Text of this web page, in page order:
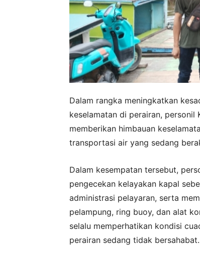
Dalam rangka meningkatkan
keselamatan di perairan, personil
memberikan himbauan
transportasi air yang sedang
Dalam kesempatan tersebut,
pengecekan kelayakan kapal
administrasi pelayaran, serta
pelampung, ring buoy, dan alat
selalu memperhatikan kondisi
perairan sedang tidak bersahabat.